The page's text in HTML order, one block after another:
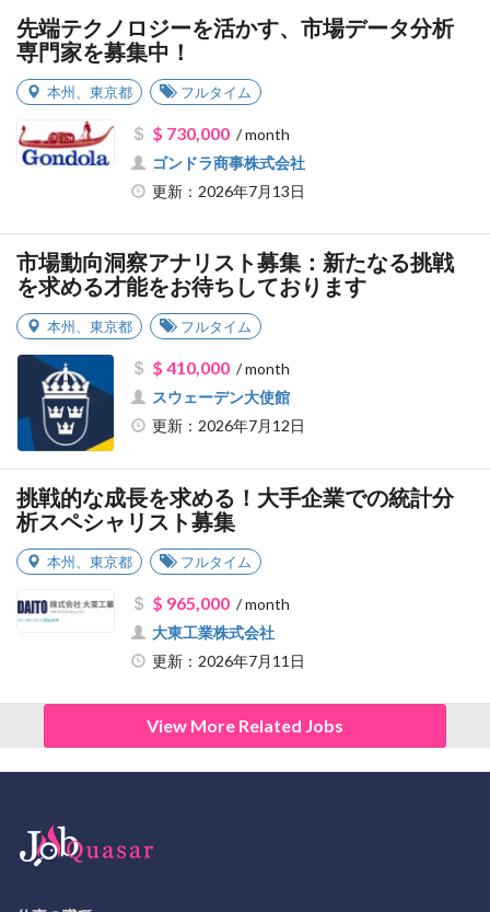
先端テクノロジーを活かす、市場データ分析
専門家を募集中！
本州 東京都 フルタイム
$ 730,000/ month
ゴンドラ商事株式会社
更新：2026年7月13日
市場動向洞察アナリスト募集：新たなる挑戦
を求める才能をお待ちしております
本州 東京都 フルタイム
$ 410,000/ month
スウェーデン大使館
更新：2026年7月12日
挑戦的な成長を求める！大手企業での統計分
析スペシャリスト募集
本州 東京都 フルタイム
$ 965,000/ month
大東工業株式会社
更新：2026年7月11日
View More Related Jobs